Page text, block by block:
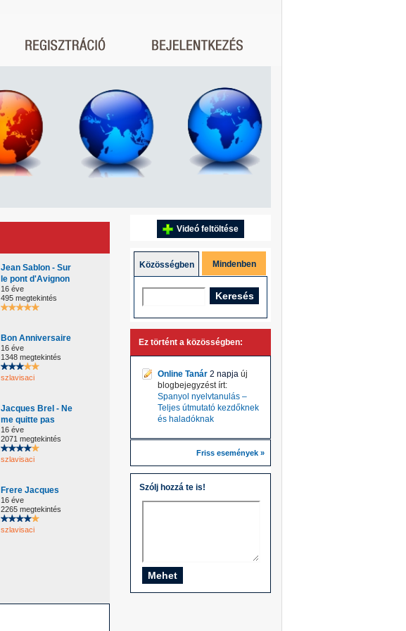
Jean Sablon - Sur
le pont d'Avignon
16 éve
495 megtekintés
Bon Anniversaire
16 éve
1348 megtekintés
szlavisaci
Jacques Brel - Ne
me quitte pas
16 éve
2071 megtekintés
szlavisaci
Frere Jacques
16 éve
2265 megtekintés
szlavisaci
Videó feltöltése
Közösségben Mindenben
Ez történt a közösségben:
Online Tanár 2 napja új
blogbejegyzést írt:
Spanyol nyelvtanulás –
Teljes útmutató kezdőknek
és haladóknak
Friss események »
Szólj hozzá te is!